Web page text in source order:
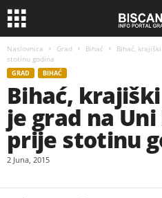
Naslovnica Grad Bihać
Bihać,
stotinu godina
GRAD BIHAĆ
Bihać,
je grad na
prije stotinu
2 Juna, 2015